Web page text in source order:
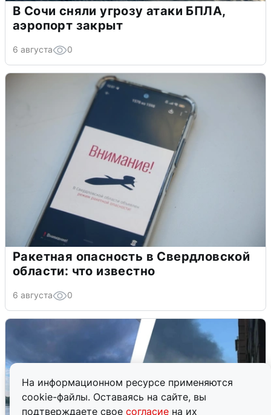
На информационном ресурсе применяются
cookie-файлы. Оставаясь на сайте, вы
подтверждаете свое согласие на их
В Сочи сняли угрозу атаки БПЛА,
аэропорт закрыт
6 августа 0
Ракетная опасность в Свердловской
области: что известно
6 августа 0